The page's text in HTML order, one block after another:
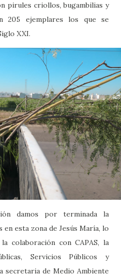
pirules criollos, bugambilias y
205 ejemplares los que se
XXI.
damos por terminada la
esta zona de Jesús María, lo
colaboración con CAPAS, la
Servicios Públicos y
secretaria de Medio Ambiente